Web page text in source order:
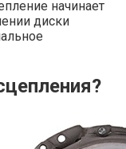
начинает
диски